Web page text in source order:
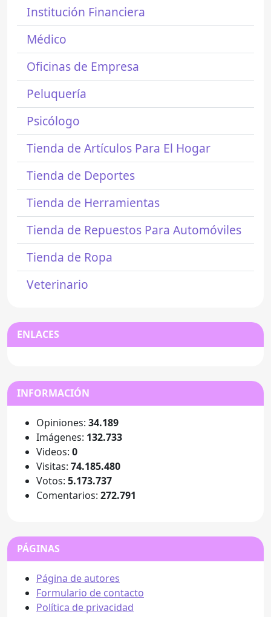
Institución Financiera
Médico
Oficinas de Empresa
Peluquería
Psicólogo
Tienda de Artículos Para El Hogar
Tienda de Deportes
Tienda de Herramientas
Tienda de Repuestos Para Automóviles
Tienda de Ropa
Veterinario
ENLACES
INFORMACIÓN
Opiniones: 34.189
Imágenes: 132.733
Videos: 0
Visitas: 74.185.480
Votos: 5.173.737
Comentarios: 272.791
PÁGINAS
Página de autores
Formulario de contacto
Política de privacidad